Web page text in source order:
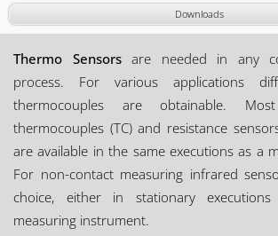
Downloads
Thermo Sensorsare needed in any
process. For various applications
thermocouples are obtainable.
thermocouples (TC) and resistance
are available in the same executions as a
For non-contact measuring infrared
choice, either in stationary
measuring instrument.